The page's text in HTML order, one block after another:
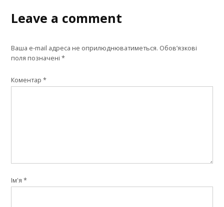
Leave a comment
Ваша e-mail адреса не оприлюднюватиметься. Обов’язкові
поля позначені*
Коментар*
Ім'я*